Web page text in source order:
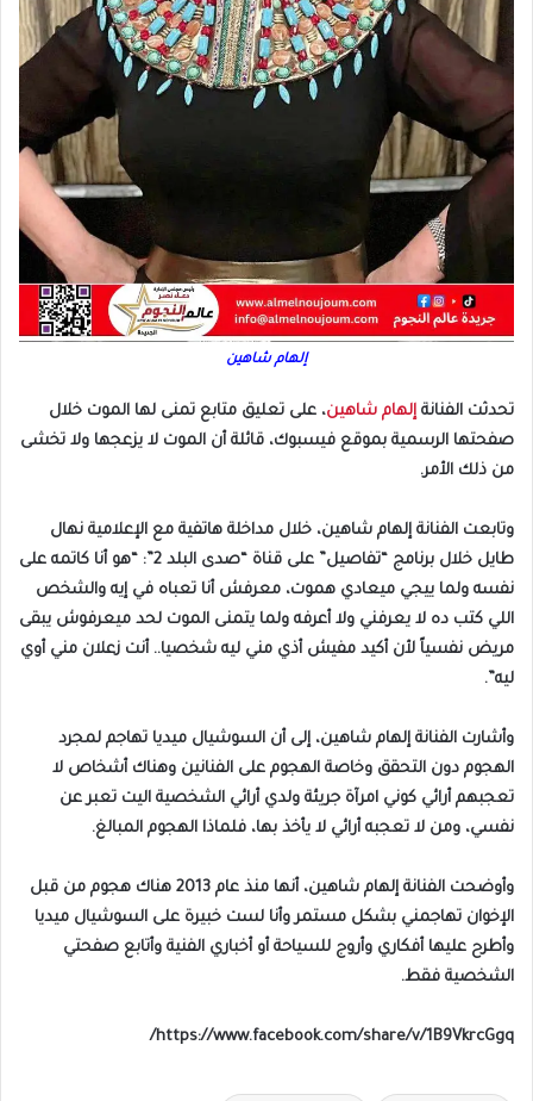
إلهام شاهين
تحدثت الفنانة إلهام شاهين، على تعليق متابع تمنى لها الموت خلال
صفحتها الرسمية بموقع فيسبوك، قائلة أن الموت لا يزعجها ولا تخشى
من ذلك الأمر.
وتابعت الفنانة إلهام شاهين، خلال مداخلة هاتفية مع الإعلامية نهال
طايل خلال برنامج “تفاصيل” على قناة “صدى البلد 2”: “هو أنا كاتمه على
نفسه ولما ييجي ميعادي هموت، معرفش أنا تعباه في إيه والشخص
اللي كتب ده لا يعرفني ولا أعرفه ولما يتمنى الموت لحد ميعرفوش يبقى
مريض نفسياً لأن أكيد مفيش أذي مني ليه شخصيا.. أنت زعلان مني أوي
ليه”.
وأشارت الفنانة إلهام شاهين، إلى أن السوشيال ميديا تهاجم لمجرد
الهجوم دون التحقق وخاصة الهجوم على الفنانين وهناك أشخاص لا
تعجبهم أرائي كوني امرآة جريئة ولدي أرائي الشخصية اليت تعبر عن
نفسي، ومن لا تعجبه أرائي لا يأخذ بها، فلماذا الهجوم المبالغ.
وأوضحت الفنانة إلهام شاهين، أنها منذ عام 2013 هناك هجوم من قبل
الإخوان تهاجمني بشكل مستمر وأنا لست خبيرة على السوشيال ميديا
وأطرح عليها أفكاري وأروج للسياحة أو أخباري الفنية وأتابع صفحتي
الشخصية فقط.
https://www.facebook.com/share/v/1B9VkrcGgq/